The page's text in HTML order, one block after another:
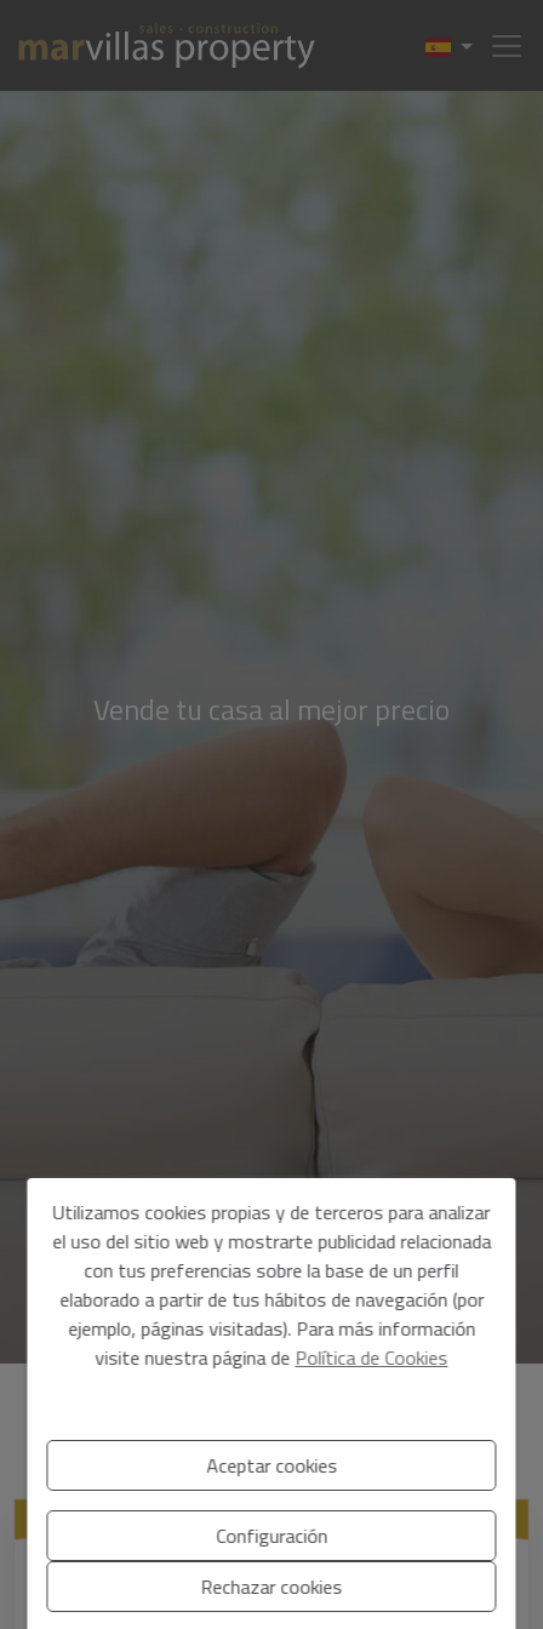
Vende tu casa al mejor precio
Descubre el precio de tu vivienda
¿Qué tipo de propiedad?
¿Ya sabes que casa vas a comprar?
Contacta con nosotros y encontraremos tu casa perfecta
Información básica sobre protección de datos en base al
Utilizamos cookies propias y de terceros para analizar
el uso del sitio web y mostrarte publicidad relacionada
con tus preferencias sobre la base de un perfil
elaborado a partir de tus hábitos de navegación (por
ejemplo, páginas visitadas). Para más información
visite nuestra página de Política de Cookies
Aceptar cookies
Configuración
Rechazar cookies